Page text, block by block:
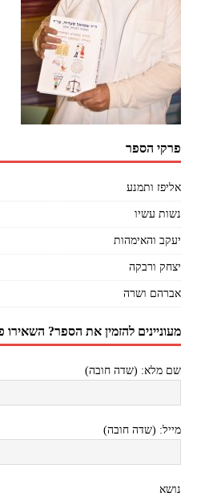
פרקי הספר
אליפז ותמנע
נשות עשיו
יעקב והאימהות
יצחק ורבקה
אברהם ושרה
מעוניינים להזמין את הספר?
שם מלא: (שדה חובה)
מייל: (שדה חובה)
נושא